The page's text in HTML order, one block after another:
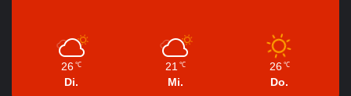
26 ℃
Di.
21 ℃
Mi.
26 ℃
Do.